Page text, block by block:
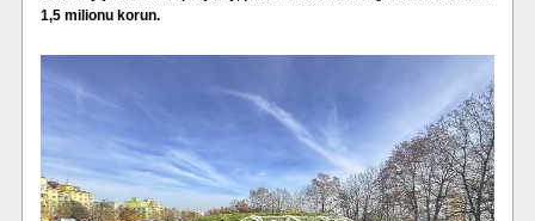
1,5 milionu korun.